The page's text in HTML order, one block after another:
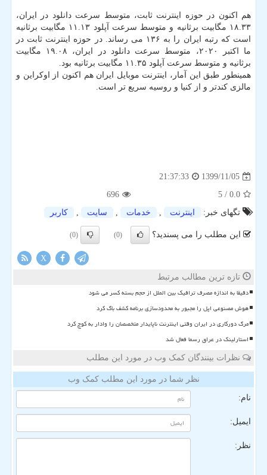
هم اکنون در حوزه اینترنت ثابت، متوسط سرعت دانلود در ایران،
۱۸.۳۳ مگابیت برثانیه و متوسط سرعت آپلود ۱۱.۱۳ مگابیت برثانیه
است که رتبه ایران را به ۱۳۶ می رساند. در حوزه اینترنت ثابت در
ما اکتبر ۲۰۲۰، متوسط سرعت دانلود در ایران، ۱۹.۰۸ مگابیت
برثانیه و متوسط سرعت آپلود ۱۱.۳۵ مگابیت برثانیه بود.
همینطور طبق این آمار، اینترنت موبایل ایران هم اکنون از اوکراین و
مالزی کندتر و از کنیا و روسیه سریع تر است.
1399/11/05
21:37:33
0.0
/ 5
696
تگهای خبر:
اینترنت , خدمات , سایت , كاربر
این مطلب را می پسندید؟ (0)
(0)
X
تازه ترین مطالب مرتبط
دقیقا به اندازه مصرف ترافیک بین الملل از حجم بسته کسر می شود
هوش مصنوعی اپل را مجبور به محدودسازی برنامه کشف باگ کرد
مرگ دورکاری در ایران وقتی اینترنت ناپایدار متخصصان را وادار به کوچ کرد
استارلینک در عراق رسما فعال شد
نظرات بینندگان کمک وب در مورد این مطلب
نظر شما در مورد این مطلب کمک وب
نام:
ایمیل:
نظر: